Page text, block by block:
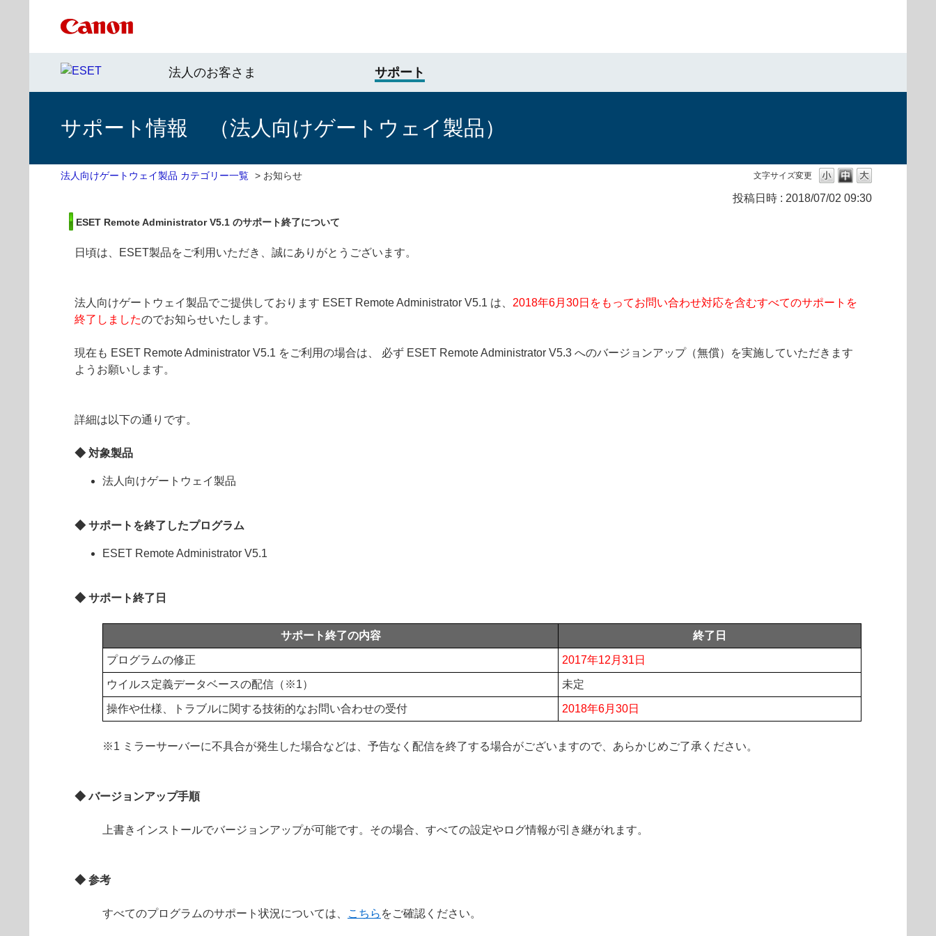
法人のお客さま サポート
サポート情報 （法人向けゲートウェイ製品）
文字サイズ変更
法人向けゲートウェイ製品 カテゴリー一覧 > お知らせ
投稿日時 : 2018/07/02 09:30
ESET Remote Administrator V5.1 のサポート終了について
日頃は、ESET製品をご利用いただき、誠にありがとうございます。
法人向けゲートウェイ製品でご提供しております ESET Remote Administrator V5.1 は、 2018年6月30日をもってお問い合わせ対応を含むすべてのサポートを
終了しましたのでお知らせいたします。
現在も ESET Remote Administrator V5.1 をご利用の場合は、 必ず ESET Remote Administrator V5.3 へのバージョンアップ（無償）を実施していただきます
ようお願いします。
詳細は以下の通りです。
◆ 対象製品
法人向けゲートウェイ製品
◆ サポートを終了したプログラム
ESET Remote Administrator V5.1
◆ サポート終了日
サポート終了の内容 終了日
プログラムの修正 2017年12月31日
ウイルス定義データベースの配信（※1） 未定
操作や仕様、トラブルに関する技術的なお問い合わせの受付 2018年6月30日
※1 ミラーサーバーに不具合が発生した場合などは、予告なく配信を終了する場合がございますので、あらかじめご了承ください。
◆ バージョンアップ手順
上書きインストールでバージョンアップが可能です。その場合、すべての設定やログ情報が引き継がれます。
◆ 参考
すべてのプログラムのサポート状況については、 こちら をご確認ください。